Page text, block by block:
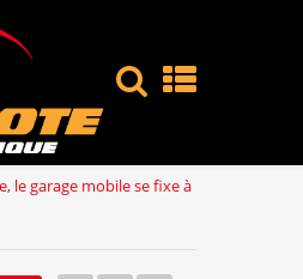
le garage mobile se fixe à